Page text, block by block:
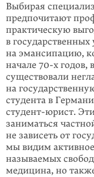
Выбирая
предпочитают
практическую
в
на эмансипацию,
начале 70-х
существовали
на
студента в
студент-юрист.
заниматься
не зависеть от
мы видим активное
называемых
медицина, но